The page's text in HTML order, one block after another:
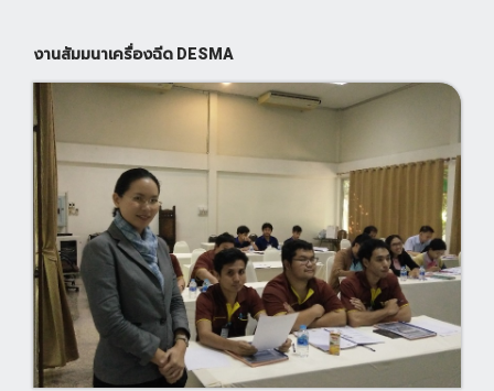
cosmetics,
งานสัมมนาเครื่องฉีด DESMA